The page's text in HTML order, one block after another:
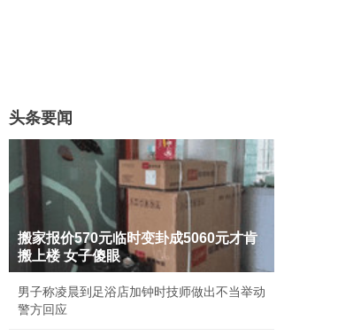
头条要闻
搬家报价570元临时变卦成5060元才肯
搬上楼 女子傻眼
男子称凌晨到足浴店加钟时技师做出不当举动
警方回应